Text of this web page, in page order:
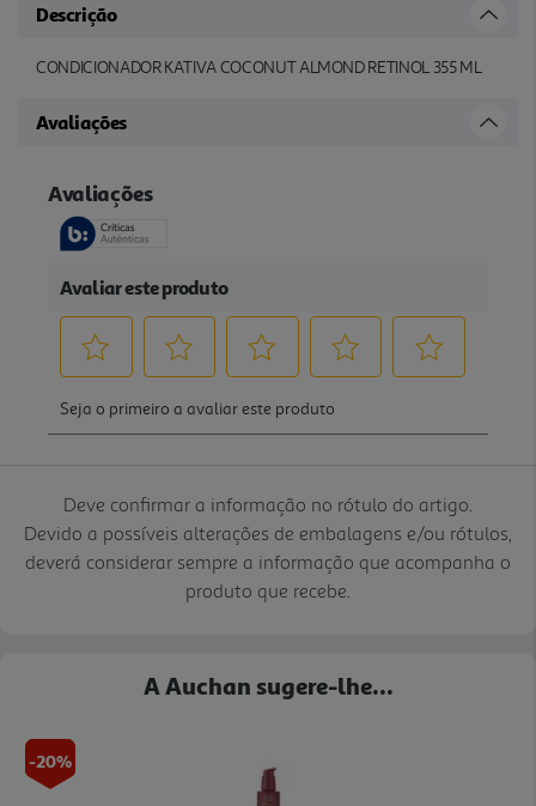
Descrição
CONDICIONADOR KATIVA COCONUT ALMOND RETINOL 355 ML
Avaliações
Deve confirmar a informação no rótulo do artigo.
Devido a possíveis alterações de embalagens e/ou rótulos,
deverá considerar sempre a informação que acompanha o
produto que recebe.
A Auchan sugere-lhe...
-20%